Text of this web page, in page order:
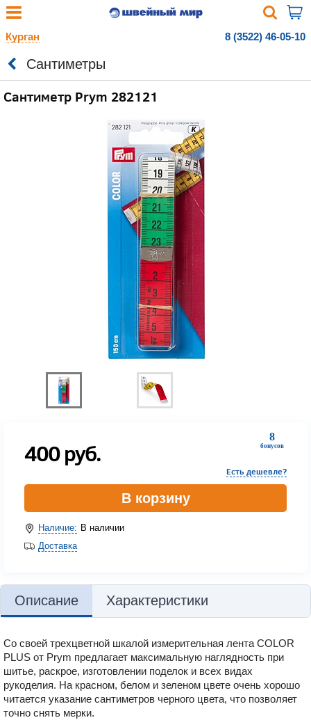
Курган 8 (3522) 46-05-10
Сантиметры
Сантиметр Prym 282121
8
бонусов
400руб.
Есть дешевле?
В корзину
Наличие: В наличии
Доставка
Описание Характеристики
Со своей трехцветной шкалой измерительная лента COLOR
PLUS от Prym предлагает максимальную наглядность при
шитье, раскрое, изготовлении поделок и всех видах
рукоделия. На красном, белом и зеленом цвете очень хорошо
читается указание сантиметров черного цвета, что позволяет
точно снять мерки.